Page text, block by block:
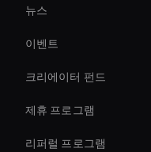
AI를 통한 비디오 향상
Ai Avatar Live Chat
Conversational Ai Avatar
뉴스
이벤트
크리에이터 펀드
제휴 프로그램
리퍼럴 프로그램